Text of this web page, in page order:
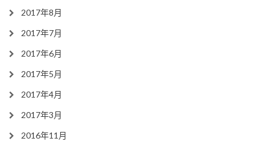
2017年8月
2017年7月
2017年6月
2017年5月
2017年4月
2017年3月
2016年11月